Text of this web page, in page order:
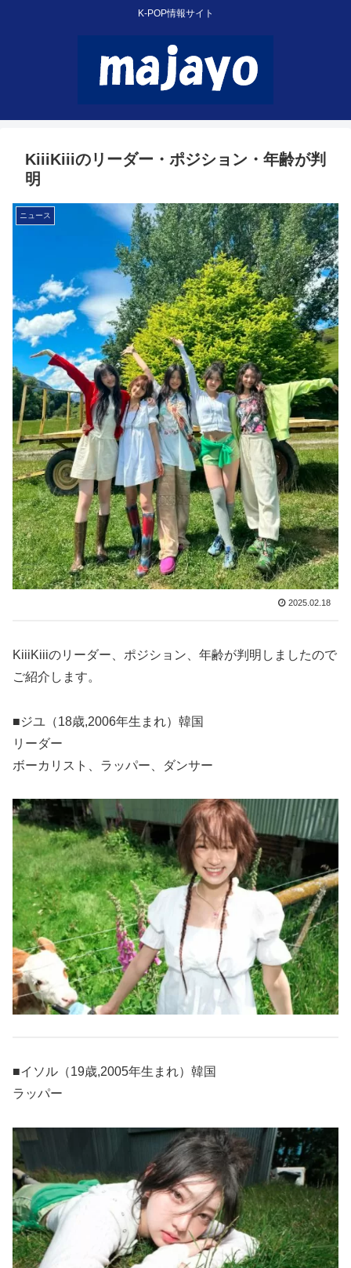
K-POP情報サイト
KiiiKiiiのリーダー・ポジション・年齢が判
明
ニュース
2025.02.18
KiiiKiiiのリーダー、ポジション、年齢が判明しましたので
ご紹介します。
■ジユ（18歳,2006年生まれ）韓国
リーダー
ボーカリスト、ラッパー、ダンサー
■イソル（19歳,2005年生まれ）韓国
ラッパー